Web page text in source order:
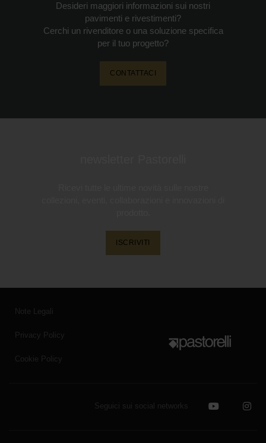
Desideri maggiori informazioni sui nostri
pavimenti e rivestimenti?
Cerchi un rivenditore o una soluzione specifica
per il tuo progetto?
CONTATTACI
ISCRIVITI
Note Legali
Privacy Policy
Cookie Policy
Seguici sui social networks